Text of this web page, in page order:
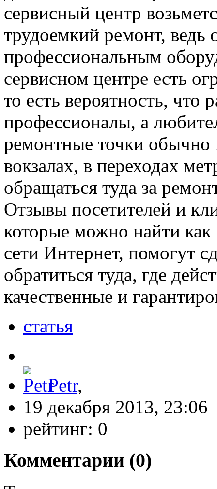
сервисный центр
трудоемкий ремонт,
профессиональным
сервисном центре есть
то есть вероятность, что
профессионалы, а
ремонтные точки
вокзалах, в переходах
обращаться туда за
Отзывы посетителей и
которые можно найти как
сети Интернет, помогут
обратиться туда, где
качественные и
статья
Petr,
19 декабря 2013, 23:06
рейтинг: 0
Комментарии (0)